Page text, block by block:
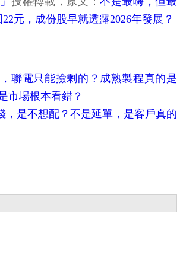
元，成份股早就透露2026年發展？
聯電只能撿剩的？成熟製程真的是
市場根本看錯？
，是不想配？不是延單，是客戶真的